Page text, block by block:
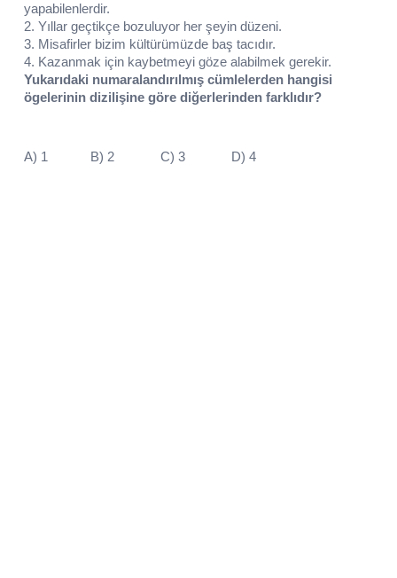
yapabilenlerdir.
2. Yıllar geçtikçe bozuluyor her şeyin düzeni.
3. Misafirler bizim kültürümüzde baş tacıdır.
4. Kazanmak için kaybetmeyi göze alabilmek gerekir.
Yukarıdaki numaralandırılmış cümlelerden hangisi
ögelerinin dizilişine göre diğerlerinden farklıdır?
A) 1 B) 2 C) 3 D) 4